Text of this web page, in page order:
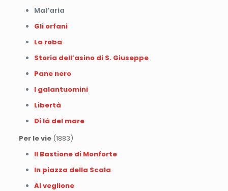
Mal’aria
Gli orfani
La roba
Storia dell’asino di S. Giuseppe
Pane nero
I galantuomini
Libertà
Di là del mare
Per le vie(1883)
Il Bastione di Monforte
In piazza della Scala
Al veglione